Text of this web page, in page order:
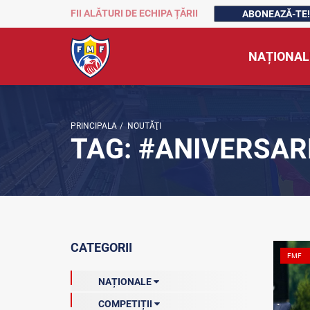
FII ALĂTURI DE ECHIPA ȚĂRII ABONEAZĂ-TE!
PRINCIPALA / NOUTĂŢI
TAG:
CATEGORII
NAȚIONALE
COMPETIȚII
FMF